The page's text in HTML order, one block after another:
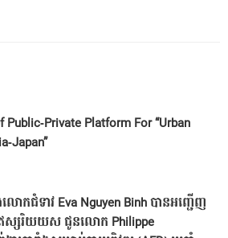
Private Platform For “Urban
Japan”
កជំទាវ Eva Nguyen Binh បានអញ្ជើញ
ស្សរិយយស ជូនលោក Philippe